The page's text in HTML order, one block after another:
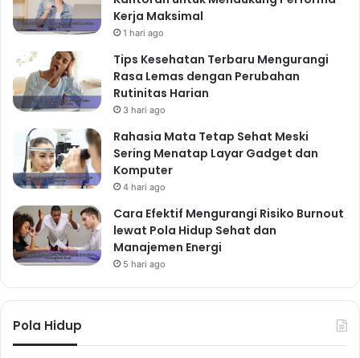
Kerja Maksimal
1 hari ago
Tips Kesehatan Terbaru Mengurangi
Rasa Lemas dengan Perubahan
Rutinitas Harian
3 hari ago
Rahasia Mata Tetap Sehat Meski
Sering Menatap Layar Gadget dan
Komputer
4 hari ago
Cara Efektif Mengurangi Risiko Burnout
lewat Pola Hidup Sehat dan
Manajemen Energi
5 hari ago
Pola Hidup